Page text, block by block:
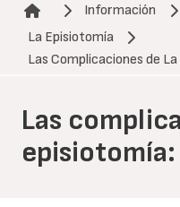
Ruta de navegación
Información
La Episiotomía
Las Complicaciones de
Las